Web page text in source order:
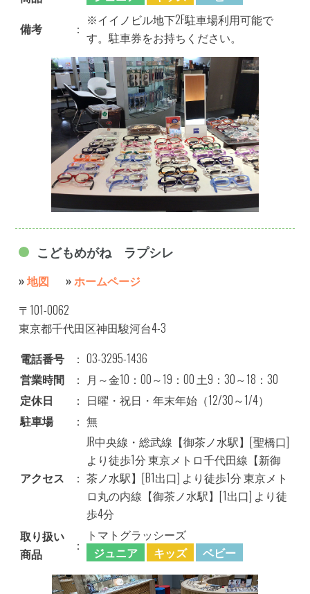
備考
：
※イイノビル地下2F駐車場利用可能で
す。駐車券をお持ちください。
こどもめがね ラプシレ
»地図 »ホームページ
〒101-0062
東京都千代田区神田駿河台4-3
電話番号
： 03-3295-1436
営業時間
： 月～金10：00～19：00 土9：30～18：30
定休日
： 日曜・祝日・年末年始（12/30～1/4）
駐車場
： 無
アクセス ：
JR中央線・総武線【御茶ノ水駅】[聖橋口]
より徒歩1分 東京メトロ千代田線【新御
茶ノ水駅】[B1出口] より徒歩1分 東京メト
ロ丸の内線【御茶ノ水駅】[1出口] より徒
歩4分
取り扱い
商品
：
トマトグラッシーズ
ジュニア
キッズ ベビー